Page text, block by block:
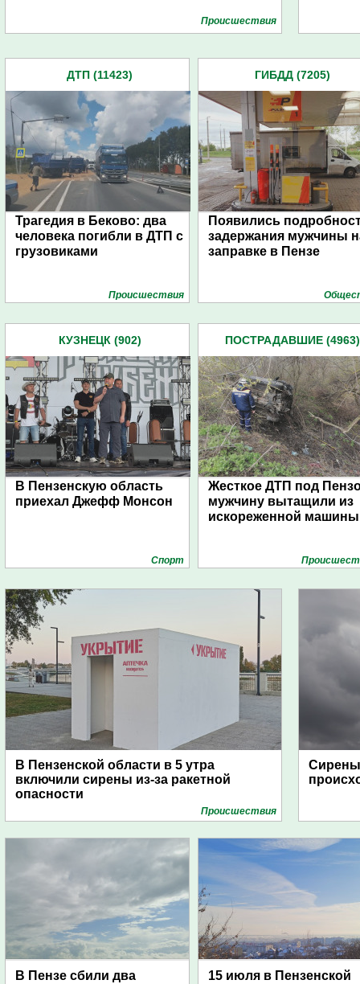
Проиcшествия
ДТП (11423)
Трагедия в Беково: два
человека погибли в ДТП с
грузовиками
Проиcшествия
ГИБДД (7205)
Появились
задержания мужчины
заправке в Пензе
КУЗНЕЦК (902)
В Пензенскую область
приехал Джефф Монсон
Спорт
ПОСТРАДАВШИЕ (4963)
Жесткое ДТП под
мужчину вытащили из
искореженной машины
В Пензенской области в 5 утра
включили сирены из-за ракетной
опасности
Проиcшествия
Сирены
В Пензе сбили два
15 июля в Пензенской